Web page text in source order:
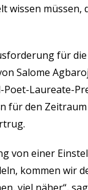
wissen müssen,
für
Salome
Poet-Laureate-
für den
von einer
kommen wir